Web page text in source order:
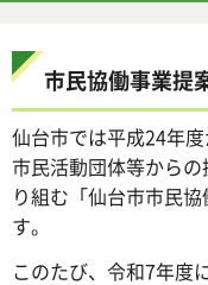
市民協働事業提
仙台市では平成24年
市民活動団体等から
り組む「仙台市市民
す。
このたび、令和7年度